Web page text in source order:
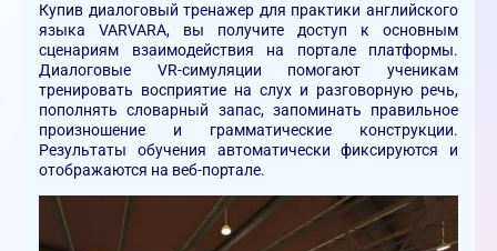
Купив диалоговый тренажер для практики английского
языка VARVARA, вы получите доступ к основным
сценариям взаимодействия на портале платформы.
Диалоговые VR-симуляции помогают ученикам
тренировать восприятие на слух и разговорную речь,
пополнять словарный запас, запоминать правильное
произношение и грамматические конструкции.
Результаты обучения автоматически фиксируются и
отображаются на веб-портале.